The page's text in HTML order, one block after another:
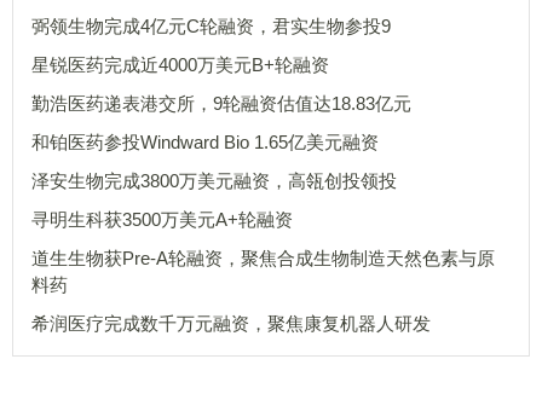
弼领生物完成4亿元C轮融资，君实生物参投9
星锐医药完成近4000万美元B+轮融资
勤浩医药递表港交所，9轮融资估值达18.83亿元
和铂医药参投Windward Bio 1.65亿美元融资
泽安生物完成3800万美元融资，高瓴创投领投
寻明生科获3500万美元A+轮融资
道生生物获Pre-A轮融资，聚焦合成生物制造天然色素与原
料药
希润医疗完成数千万元融资，聚焦康复机器人研发